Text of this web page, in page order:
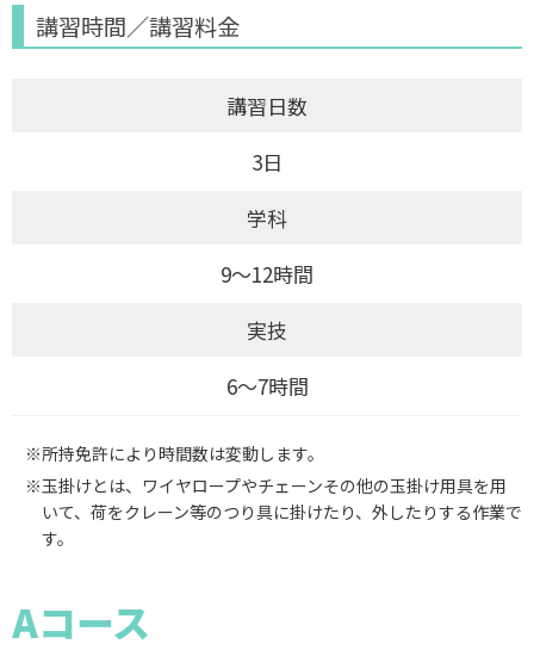
講習時間／講習料金
講習日数
3日
学科
9～12時間
実技
6～7時間
※所持免許により時間数は変動します。
※玉掛けとは、ワイヤロープやチェーンその他の玉掛け用具を用
いて、荷をクレーン等のつり具に掛けたり、外したりする作業で
す。
Aコース